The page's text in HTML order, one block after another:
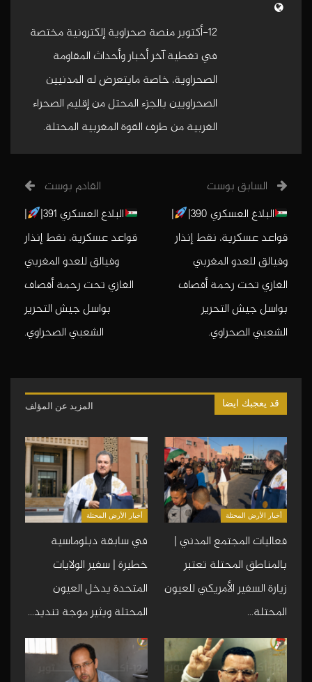
12-أكتوبر منصة صحراوية إلكترونية مختصة
في تغطية آخر أخبار وأحداث المقاومة
الصحراوية، خاصة مايتعرض له المدنيين
الصحراويين بالجزء المحتل من إقليم الصحراء
الغربية من طرف القوة المغربية المحتلة.
السابق بوست
البلاغ العسكري 390|
|
قواعد عسكرية، نقط إنذار
وفيالق للعدو المغربي
الغازي تحت رحمة أقصاف
بواسل جيش التحرير
الشعبي الصحراوي.
القادم بوست
البلاغ العسكري 391|
|
قواعد عسكرية، نقط إنذار
وفيالق للعدو المغربي
الغازي تحت رحمة أقصاف
بواسل جيش التحرير
الشعبي الصحراوي.
قد يعجبك ايضا المزيد عن المؤلف
أخبار الأرض المحتلة
فعاليات المجتمع المدني |
بالمناطق المحتلة تعتبر
زيارة السفير الأمريكي للعيون
المحتلة…
أخبار الأرض المحتلة
في سابقة دبلوماسية
خطيرة | سفير الولايات
المتحدة يدخل العيون
المحتلة ويثير موجة تنديد…